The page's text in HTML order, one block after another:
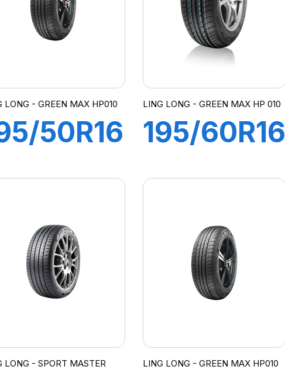
LONG - GREEN MAX HP010
50R16
LING LONG - GREEN MAX HP 010
195/60R16
MAX
HP010
LONG - SPORT MASTER LING LONG - GREEN MAX HP010